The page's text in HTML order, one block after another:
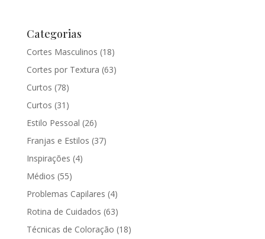
Categorias
Cortes Masculinos (18)
Cortes por Textura (63)
Curtos (78)
Curtos (31)
Estilo Pessoal (26)
Franjas e Estilos (37)
Inspirações (4)
Médios (55)
Problemas Capilares (4)
Rotina de Cuidados (63)
Técnicas de Coloração (18)